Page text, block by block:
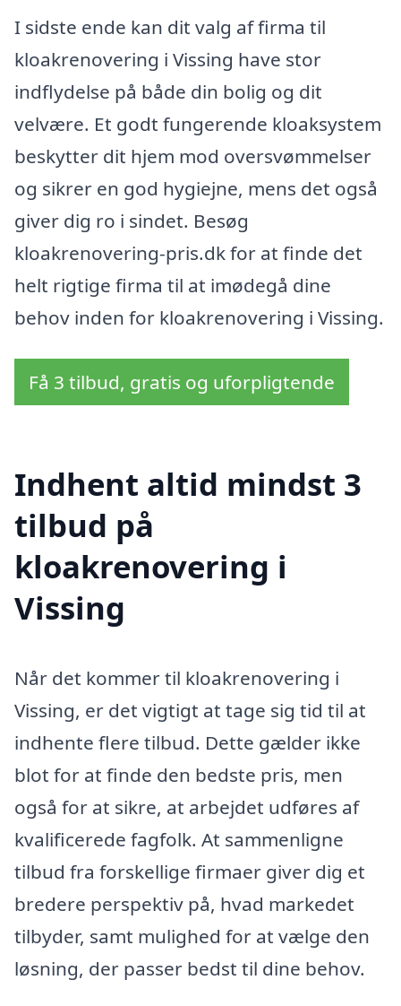
I sidste ende kan dit valg af firma til
kloakrenovering i Vissing have stor
indflydelse på både din bolig og dit
velvære. Et godt fungerende kloaksystem
beskytter dit hjem mod oversvømmelser
og sikrer en god hygiejne, mens det også
giver dig ro i sindet. Besøg
kloakrenovering-pris.dk for at finde det
helt rigtige firma til at imødegå dine
behov inden for kloakrenovering i Vissing.
Få 3 tilbud, gratis og uforpligtende
Indhent altid mindst 3
tilbud på
kloakrenovering i
Vissing
Når det kommer til kloakrenovering i
Vissing, er det vigtigt at tage sig tid til at
indhente flere tilbud. Dette gælder ikke
blot for at finde den bedste pris, men
også for at sikre, at arbejdet udføres af
kvalificerede fagfolk. At sammenligne
tilbud fra forskellige firmaer giver dig et
bredere perspektiv på, hvad markedet
tilbyder, samt mulighed for at vælge den
løsning, der passer bedst til dine behov.